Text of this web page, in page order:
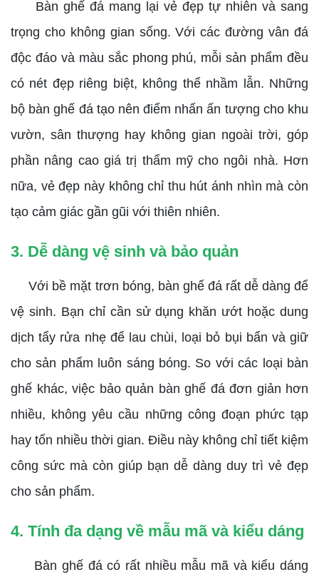
Bàn ghế đá mang lại vẻ đẹp tự nhiên và sang
trọng cho không gian sống. Với các đường vân đá
độc đáo và màu sắc phong phú, mỗi sản phẩm đều
có nét đẹp riêng biệt, không thể nhầm lẫn. Những
bộ bàn ghế đá tạo nên điểm nhấn ấn tượng cho khu
vườn, sân thượng hay không gian ngoài trời, góp
phần nâng cao giá trị thẩm mỹ cho ngôi nhà. Hơn
nữa, vẻ đẹp này không chỉ thu hút ánh nhìn mà còn
tạo cảm giác gần gũi với thiên nhiên.
3. Dễ dàng vệ sinh và bảo quản
Với bề mặt trơn bóng, bàn ghế đá rất dễ dàng để
vệ sinh. Bạn chỉ cần sử dụng khăn ướt hoặc dung
dịch tẩy rửa nhẹ để lau chùi, loại bỏ bụi bẩn và giữ
cho sản phẩm luôn sáng bóng. So với các loại bàn
ghế khác, việc bảo quản bàn ghế đá đơn giản hơn
nhiều, không yêu cầu những công đoạn phức tạp
hay tốn nhiều thời gian. Điều này không chỉ tiết kiệm
công sức mà còn giúp bạn dễ dàng duy trì vẻ đẹp
cho sản phẩm.
4. Tính đa dạng về mẫu mã và kiểu dáng
Bàn ghế đá có rất nhiều mẫu mã và kiểu dáng